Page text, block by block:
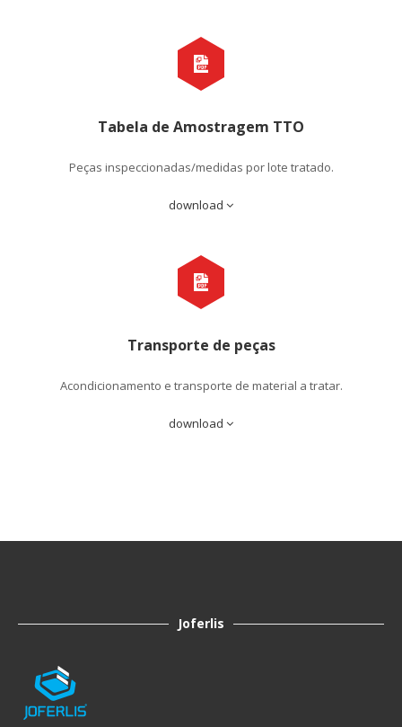
Tabela de Amostragem TTO
Peças inspeccionadas/medidas por lote tratado.
download
Transporte de peças
Acondicionamento e transporte de material a tratar.
download
Joferlis